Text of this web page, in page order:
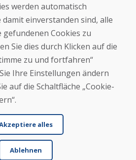
und Umtausch von Waren
werden automatisch
einverstanden sind, alle
gefundenen Cookies zu
Sie dies durch Klicken auf die
zu und fortfahren“
Ihre Einstellungen ändern
auf die Schaltfläche „Cookie-
alles
Ablehnen